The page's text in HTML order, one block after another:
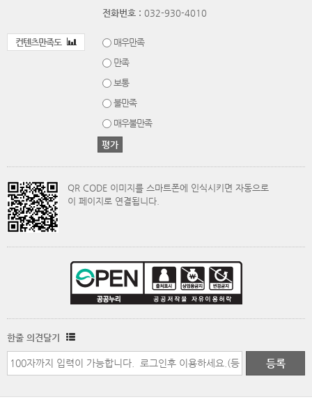
전화번호 : 032-930-4010
컨텐츠만족도
매우만족
만족
보통
불만족
매우불만족
QR CODE 이미지를 스마트폰에 인식시키면 자동으로
이 페이지로 연결됩니다.
한줄 의견달기